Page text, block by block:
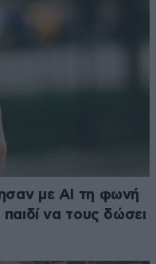
με AI τη φωνή
να τους δώσει